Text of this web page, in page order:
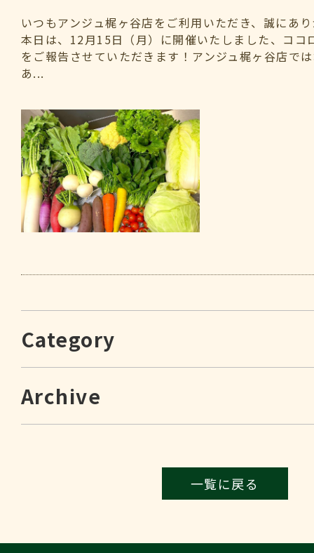
いつもアンジュ梶ヶ谷店をご利用いただき、誠にあ
本日は、12月15日（月）に開催いたしました、ココ
をご報告させていただきます！アンジュ梶ヶ谷店で
あ...
Category
Archive
一覧に戻る